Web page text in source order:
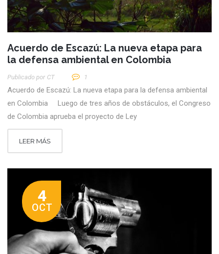
Acuerdo de Escazú: La nueva etapa para
la defensa ambiental en Colombia
Publicado por CT 1
Acuerdo de Escazú: La nueva etapa para la defensa ambiental
en Colombia Luego de tres años de obstáculos, el Congreso
de Colombia aprueba el proyecto de Ley
LEER MÁS
4
OCT